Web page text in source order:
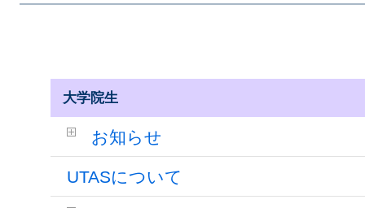
大学院生
お知らせ
UTASについて